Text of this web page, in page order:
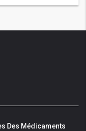
Des Médicaments